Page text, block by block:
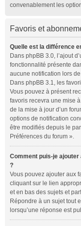
convenablement les
Favoris et
Quelle est la différence
Dans phpBB 3.0, l’ajout
fonctionnalité présente
aucune notification lors
Dans phpBB 3.1, les
Vous pouvez à présent
favoris recevra une mise
de la mise à jour d’un
options de notification
être modifiés depuis le
Préférences du forum ».
Comment puis-je ajouter
?
Vous pouvez ajouter aux
cliquant sur le lien
et en bas des sujets et
Répondre à un sujet tout
lorsqu’une réponse est